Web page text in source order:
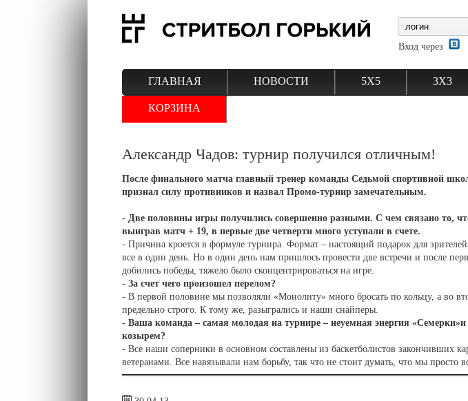
Вход через
ГЛАВНАЯ НОВОСТИ 5Х5 3Х3
КОРЗИНА
Александр Чадов: турнир получился отличным!
После финального матча главный тренер команды Седьмой спортивной
признал силу противников и назвал Промо-турнир замечательным.
- Две половины игры получились совершенно разными. С чем связано то,
выиграв матч + 19, в первые две четверти много уступали в счете.
- Причина кроется в формуле турнира. Формат – настоящий подарок для
все в один день. Но в один день нам пришлось провести две встречи и после
добились победы, тяжело было сконцентрироваться на игре.
- За счет чего произошел перелом?
- В первой половине мы позволяли «Монолиту» много бросать по кольцу, а во
предельно строго. К тому же, разыгрались и наши снайперы.
- Ваша команда – самая молодая на турнире – неуемная энергия
козырем?
- Все наши соперники в основном составлены из баскетболистов закончивших
ветеранами. Все навязывали нам борьбу, так что не стоит думать, что мы просто